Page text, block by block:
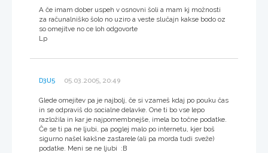
A če imam dober uspeh v osnovni šoli a mam kj možnosti
za računalniško šolo no uziro a veste slučajn kakse bodo oz
so omejitve no ce loh odgovorte
Lp
D3U5 05.03.2005, 20:49
Glede omejitev pa je najbolj, če si vzameš kdaj po pouku čas
in se odpraviš do socialne delavke. One ti bo vse lepo
razložila in kar je najpomembnejše, imela bo točne podatke.
Če se ti pa ne ljubi, pa poglej malo po internetu, kjer boš
sigurno našel kakšne zastarele (ali pa morda tudi sveže)
podatke. Meni se ne ljubi :B